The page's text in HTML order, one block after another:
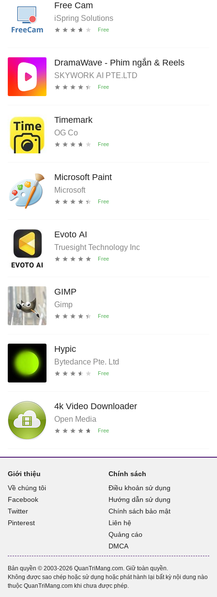
Free Cam
iSpring Solutions
DramaWave - Phim ngắn & Reels
SKYWORK AI PTE.LTD
Timemark
OG Co
Microsoft Paint
Microsoft
Evoto AI
Truesight Technology Inc
GIMP
Gimp
Hypic
Bytedance Pte. Ltd
4k Video Downloader
Open Media
Giới thiệu
Về chúng tôi
Facebook
Twitter
Pinterest
Chính sách
Điều khoản sử dụng
Hướng dẫn sử dụng
Chính sách bảo mật
Liên hệ
Quảng cáo
DMCA
Bản quyền © 2003-2026 QuanTriMang.com. Giữ toàn quyền.
Không được sao chép hoặc sử dụng hoặc phát hành lại bất kỳ nội dung nào
thuộc QuanTriMang.com khi chưa được phép.